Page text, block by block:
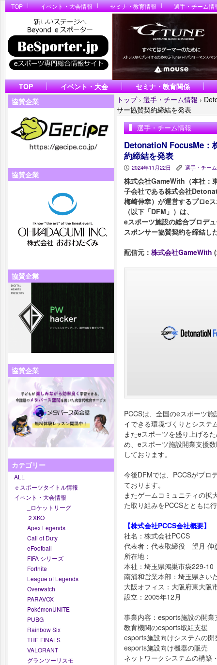
TOP イベント・大会情報 セミナ・教育情報 選手・チーム情
TOP イベント・大会
セミナ・教育関係
協賛企業
協賛企業
協賛企業
協賛企業
カテゴリー
ALL
ｅスポーツタイトル情報
イベント・大会情報
_ロケットリーグ
２XKO
Apex Legends
Call of Duty
eFootball
FIFA シリーズ
Fortnite
League of Legends
Overwatch
PARAVOX
PokémonUNITE
PUBG
Rainbow Six
THE FINALS
VALORANT
グランツーリスモ
トップ › 選手・チーム情報 ›
サー協賛契約締結を発表
選手・チーム情報
DetonatioN FocusMe：
約締結を発表
P 2024年11月22日 K 選手・チー
株式会社GameWith（本社：
子会社である株式会社
梅崎伸幸）が運営するプロe
（以下「DFM」）は、
eスポーツ施設の総合プロデ
スポンサー協賛契約を締結し
配信元： 株式会社GameWith
PCCSは、全国のeスポーツ
イできる環境づくりとシステ
またeスポーツを盛り上げる
め、eスポーツ施設開業支援
しております。
今後DFMでは、PCCSがプロ
ております。
またゲームコミュニティの拡
た取り組みをPCCSとともに
【株式会社PCCS会社概要】
社名：株式会社PCCS
代表者：代表取締役 望月 伸
所在地：
本社：埼玉県鴻巣市袋229-10
南浦和営業本部：埼玉県さい
大阪オフィス：大阪府東大阪
設立：2005年12月
事業内容：esports施設の開業
教育機関のesports取組支援
esports施設向けシステムの開
esports施設向け機器の販売
ネットワークシステムの構築